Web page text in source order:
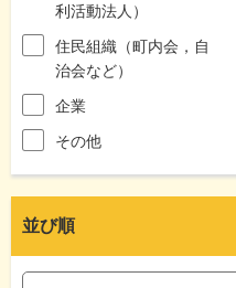
利活動法人）
住民組織（町内会，自
治会など）
企業
その他
並び順